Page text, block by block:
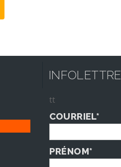
INFOLETTRE
tt
COURRIEL*
PRÉNOM*